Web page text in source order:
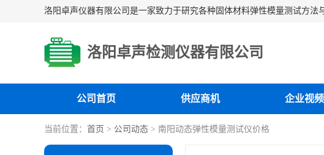
洛阳卓声检测仪器有限公司
公司首页 供应商机 企业视频
当前位置： 首页 > 公司动态 > 南阳动态弹性模量测试仪价格